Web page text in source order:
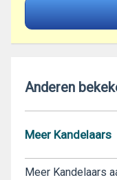
Anderen
Meer Kandelaars
Meer Kandelaars